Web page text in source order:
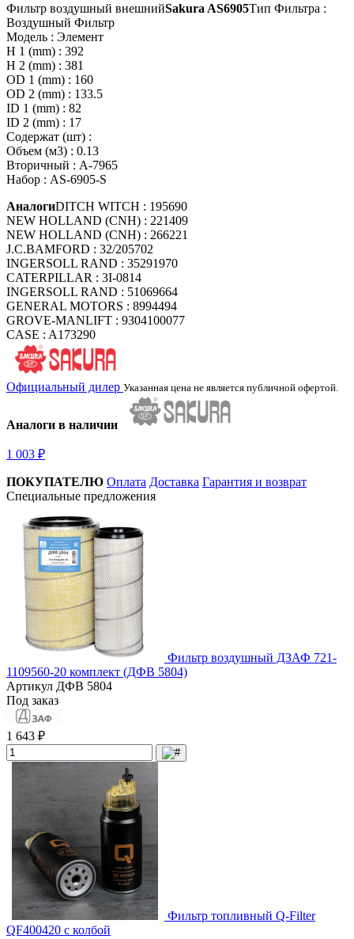
Фильтр воздушный внешнийSakura AS6905Тип Фильтра :
Воздушный Фильтр
Модель : Элемент
H 1 (mm) : 392
H 2 (mm) : 381
OD 1 (mm) : 160
OD 2 (mm) : 133.5
ID 1 (mm) : 82
ID 2 (mm) : 17
Содержат (шт) :
Объем (м3) : 0.13
Вторичный : A-7965
Набор : AS-6905-S
АналогиDITCH WITCH : 195690
NEW HOLLAND (CNH) : 221409
NEW HOLLAND (CNH) : 266221
J.C.BAMFORD : 32/205702
INGERSOLL RAND : 35291970
CATERPILLAR : 3I-0814
INGERSOLL RAND : 51069664
GENERAL MOTORS : 8994494
GROVE-MANLIFT : 9304100077
CASE : A173290
Официальный дилер Указанная цена не является публичной офертой.
Аналоги в наличии
1 003 ₽
ПОКУПАТЕЛЮ Оплата Доставка Гарантия и возврат
Специальные предложения
Фильтр воздушный ДЗАФ 721-
1109560-20 комплект (ДФВ 5804)
Артикул ДФВ 5804
Под заказ
1 643 ₽
Фильтр топливный Q-Filter
QF400420 с колбой